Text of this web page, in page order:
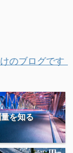
ログです！
を知る